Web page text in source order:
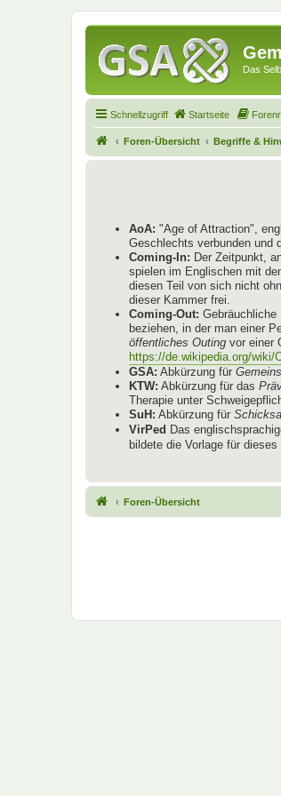
Das
Schnellzugriff Startseite
Foren-Übersicht Begriffe &
AoA: "Age of Attraction",
Geschlechts verbunden und
Coming-In: Der Zeitpunkt,
spielen im Englischen mit
diesen Teil von sich nicht
dieser Kammer frei.
Coming-Out:
beziehen, in der man einer
öffentliches Outing vor einer
https://de.wikipedia.org/wiki/
GSA: Abkürzung für
KTW: Abkürzung für das
Therapie unter
SuH: Abkürzung für
VirPed Das
bildete die Vorlage für dieses
Foren-Übersicht